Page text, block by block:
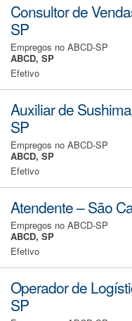
Consultor de
SP
Empregos no ABCD-SP
ABCD, SP
Efetivo
Auxiliar de
SP
Empregos no ABCD-SP
ABCD, SP
Efetivo
Atendente – São
Empregos no ABCD-SP
ABCD, SP
Efetivo
Operador de
SP